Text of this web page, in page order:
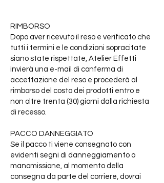
RIMBORSO
Dopo aver ricevuto il reso e verificato che
tutti i termini e le condizioni sopracitate
siano state rispettate, Atelier Effetti
invierà una e-mail di conferma di
accettazione del reso e procederà al
rimborso del costo dei prodotti entro e
non oltre trenta (30) giorni dalla richiesta
di recesso.
PACCO DANNEGGIATO
Se il pacco ti viene consegnato con
evidenti segni di danneggiamento o
manomissione, al momento della
consegna da parte del corriere, dovrai